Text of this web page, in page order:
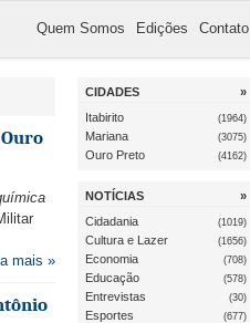
Quem Somos Edições Contato
mais »
CIDADES
»
Itabirito
(1964)
Mariana (3075)
Ouro Preto (4162)
NOTÍCIAS
»
Cidadania
(1019)
Cultura e Lazer (1656)
Economia (708)
Educação (578)
Entrevistas (30)
Esportes (677)